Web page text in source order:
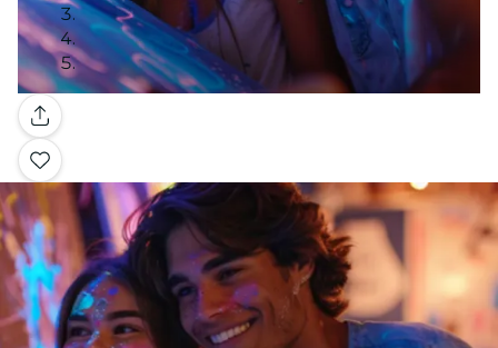
Galería